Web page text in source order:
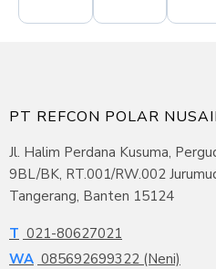
PT REFCON POLAR
Jl. Halim Perdana Kusuma,
9BL/BK, RT.001/RW.002
Tangerang, Banten 15124
T 021-80627021
WA 085692699322 (Neni)